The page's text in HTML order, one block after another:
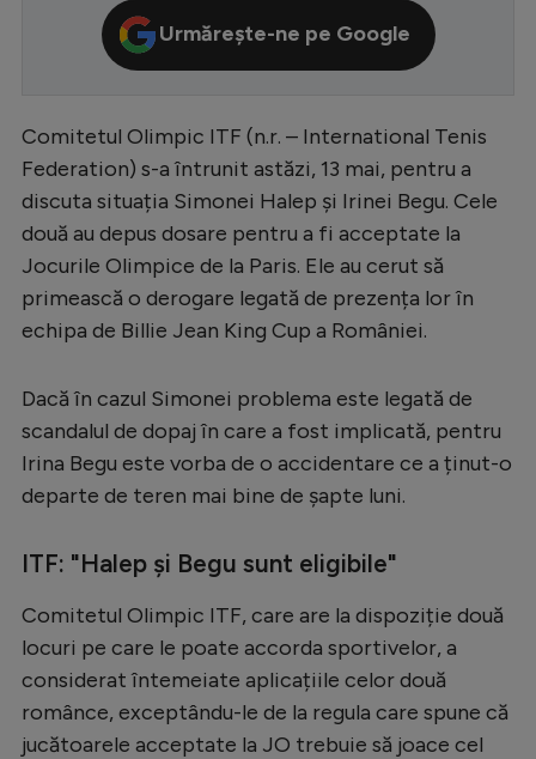
Premier League
LaLiga
Bundesliga
Ligue 1
Campionate
Starurile fotbalului
EURO 2024
Clasamente
Handbal
Natație
Formula 1
Gimnastică
Urmărește-ne pe Google
Comitetul Olimpic ITF (n.r. – International Tenis
Federation) s-a întrunit astăzi, 13 mai, pentru a
discuta situația Simonei Halep și Irinei Begu. Cele
două au depus dosare pentru a fi acceptate la
Jocurile Olimpice de la Paris. Ele au cerut să
primească o derogare legată de prezența lor în
echipa de Billie Jean King Cup a României.
Dacă în cazul Simonei problema este legată de
scandalul de dopaj în care a fost implicată, pentru
Irina Begu este vorba de o accidentare ce a ținut-o
departe de teren mai bine de șapte luni.
ITF: "Halep și Begu sunt eligibile"
Comitetul Olimpic ITF, care are la dispoziție două
locuri pe care le poate accorda sportivelor, a
considerat întemeiate aplicațiile celor două
românce, exceptându-le de la regula care spune că
jucătoarele acceptate la JO trebuie să joace cel